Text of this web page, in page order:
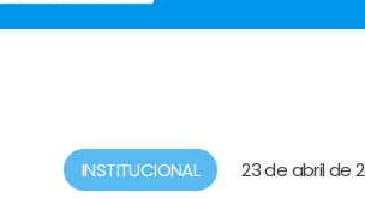
INSTITUCIONAL 23 de abril de